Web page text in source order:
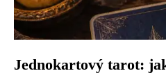
Jednokartový tarot: